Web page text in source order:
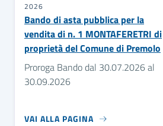
2026
Bando di asta pubblica per la
vendita di n. 1 MONTAFERETRI di
proprietà del Comune di Premolo
Proroga Bando dal 30.07.2026 al
30.09.2026
VAI ALLA PAGINA